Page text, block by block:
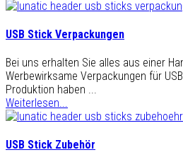
USB Stick Verpackungen
Bei uns erhalten Sie alles aus einer
Werbewirksame Verpackungen für
Produktion haben ...
Weiterlesen...
USB Stick Zubehör